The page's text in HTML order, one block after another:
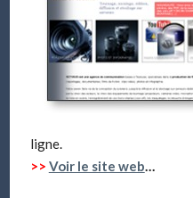
ligne.
>> Voir le site web…